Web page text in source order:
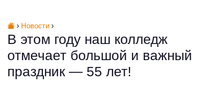
› Новости ›
В этом году наш колледж
отмечает большой и важный
праздник — 55 лет!